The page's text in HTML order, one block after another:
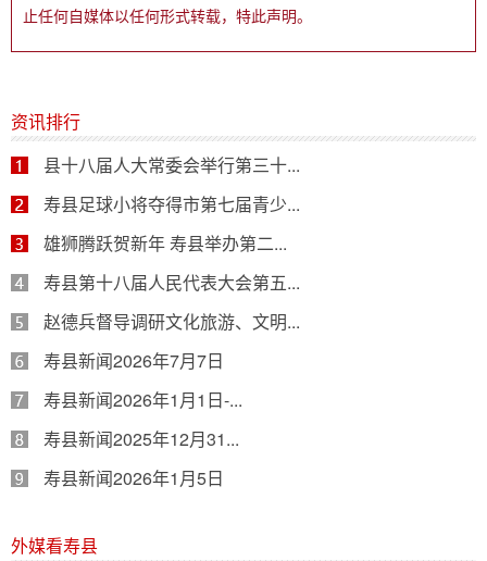
止任何自媒体以任何形式转载，特此声明。
资讯排行
县十八届人大常委会举行第三十...
寿县足球小将夺得市第七届青少...
雄狮腾跃贺新年 寿县举办第二...
寿县第十八届人民代表大会第五...
赵德兵督导调研文化旅游、文明...
寿县新闻2026年7月7日
寿县新闻2026年1月1日-...
寿县新闻2025年12月31...
寿县新闻2026年1月5日
外媒看寿县